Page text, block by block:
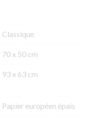
Classique
70 x 50 cm
93 x 63 cm
Papier européen épais